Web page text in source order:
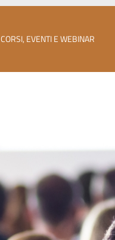
CORSI, EVENTI E WEBINAR